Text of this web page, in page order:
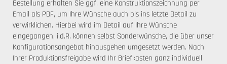
Bestellung erhalten Sie ggf. eine Konstruktionszeichnung per
Email als PDF, um Ihre Wünsche auch bis ins letzte Detail zu
verwirklichen. Hierbei wird im Detail auf Ihre Wünsche
eingegangen, i.d.R. können selbst Sonderwünsche, die über unser
Konfigurationsangebot hinausgehen umgesetzt werden. Nach
Ihrer Produktionsfreigabe wird Ihr Briefkasten ganz individuell